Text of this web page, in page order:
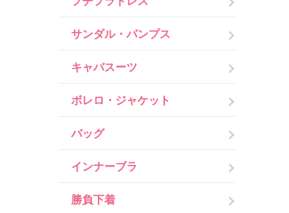
サンダル・パンプス
キャバスーツ
ボレロ・ジャケット
バッグ
インナーブラ
勝負下着